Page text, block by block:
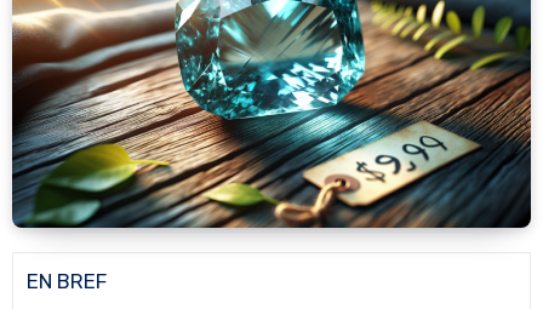
EN BREF